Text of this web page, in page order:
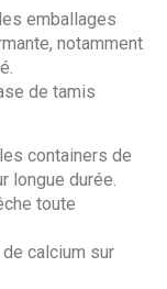
emballages
notamment
de tamis
containers de
longue durée.
toute
calcium sur